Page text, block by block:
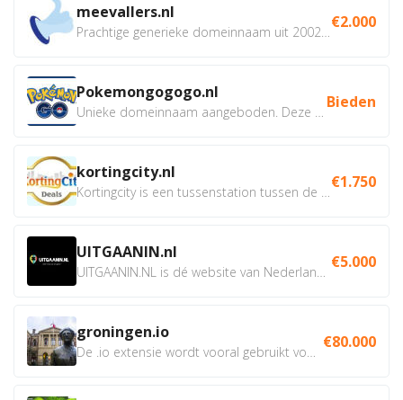
meevallers.nl €2.000
Pokemongogogo.nl Bieden
kortingcity.nl €1.750
UITGAANIN.nl €5.000
groningen.io €80.000